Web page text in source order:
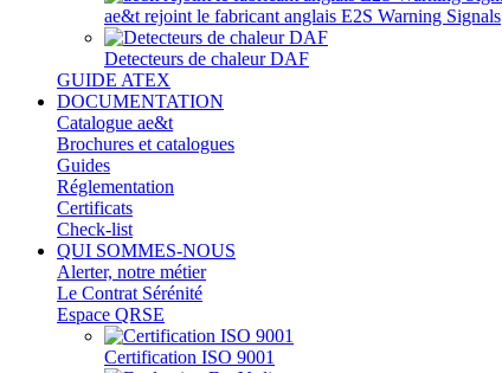
ae&t rejoint le fabricant anglais E2S Warning Signals
Detecteurs de chaleur DAF
GUIDE ATEX
DOCUMENTATION
Catalogue ae&t
Brochures et catalogues
Guides
Réglementation
Certificats
Check-list
QUI SOMMES-NOUS
Alerter, notre métier
Le Contrat Sérénité
Espace QRSE
Certification ISO 9001